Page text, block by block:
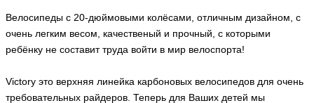
Велосипеды с 20-дюймовыми колёсами, отличным дизайном, с
очень легким весом, качественый и прочный, с которыми
ребёнку не составит труда войти в мир велоспорта!
Victory это верхняя линейка карбоновых велосипедов для очень
требовательных райдеров. Теперь для Ваших детей мы